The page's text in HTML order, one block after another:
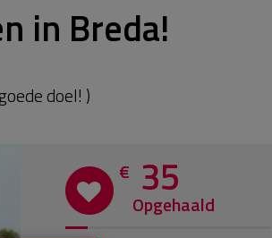
in Breda!
doel! )
€ 35
Opgehaald